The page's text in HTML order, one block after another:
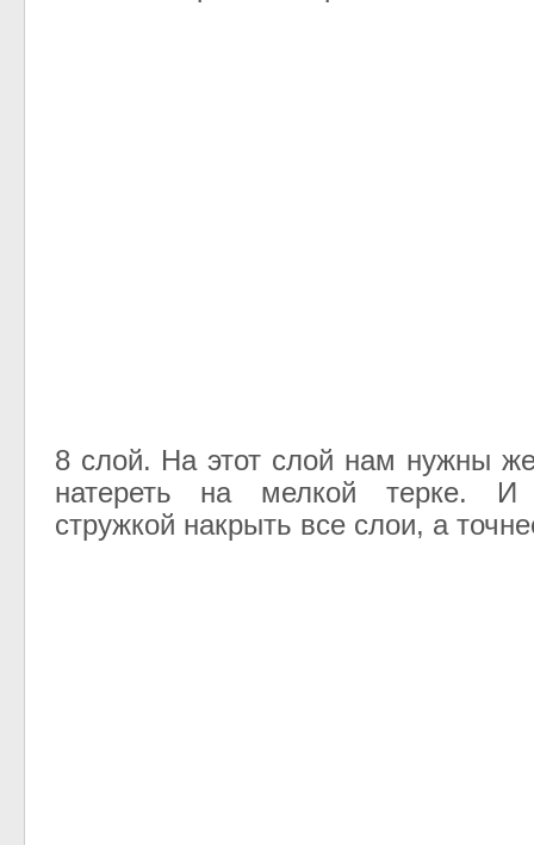
8 слой. На этот слой нам нужны
натереть на мелкой терке. И
стружкой накрыть все слои, а